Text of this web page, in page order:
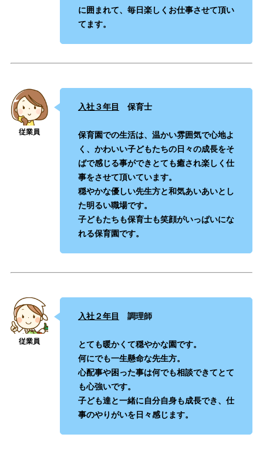
に囲まれて、毎日楽しくお仕事させて頂い
てます。
入社３年目 保育士
保育園での生活は、温かい雰囲気で心地よ
く、かわいい子どもたちの日々の成長をそ
ばで感じる事ができとても癒され楽しく仕
事をさせて頂いています。
穏やかな優しい先生方と和気あいあいとし
た明るい職場です。
子どもたちも保育士も笑顔がいっぱいにな
れる保育園です。
入社２年目 調理師
とても暖かくて穏やかな園です。
何にでも一生懸命な先生方。
心配事や困った事は何でも相談できてとて
も心強いです。
子ども達と一緒に自分自身も成長でき、仕
事のやりがいを日々感じます。